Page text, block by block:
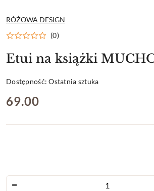
NAZWA
PRODUCENTA:
RÓŻOWA DESIGN
(0)
Etui na książki
Dostępność:Ostatnia sztuka
cena:
69.00